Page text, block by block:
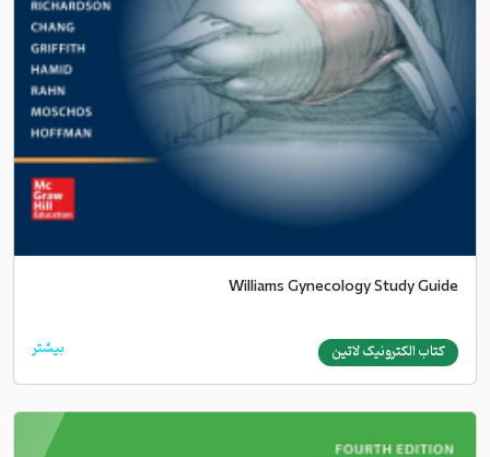
Williams Gynecology Study Guide
کتاب الکترونیک لاتین بیشتر